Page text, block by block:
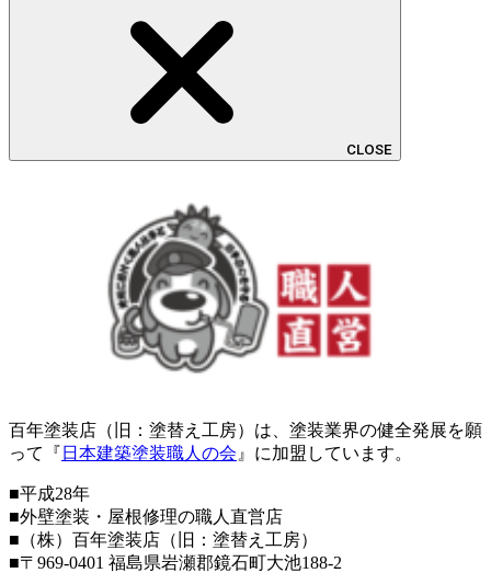
CLOSE
百年塗装店（旧：塗替え工房）は、塗装業界の健全発展を願
って『 日本建築塗装職人の会 』に加盟しています。
■平成28年
■外壁塗装・屋根修理の職人直営店
■（株）百年塗装店（旧：塗替え工房）
■〒969-0401 福島県岩瀬郡鏡石町大池188-2